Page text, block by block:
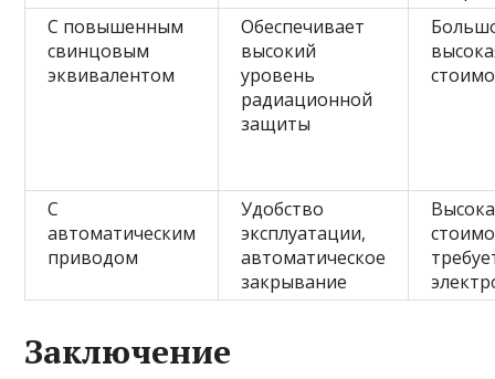
С повышенным
свинцовым
эквивалентом
Обеспечивает
высокий
уровень
радиационной
защиты
С
автоматическим
приводом
Удобство
эксплуатации,
автоматическое
закрывание
Заключение